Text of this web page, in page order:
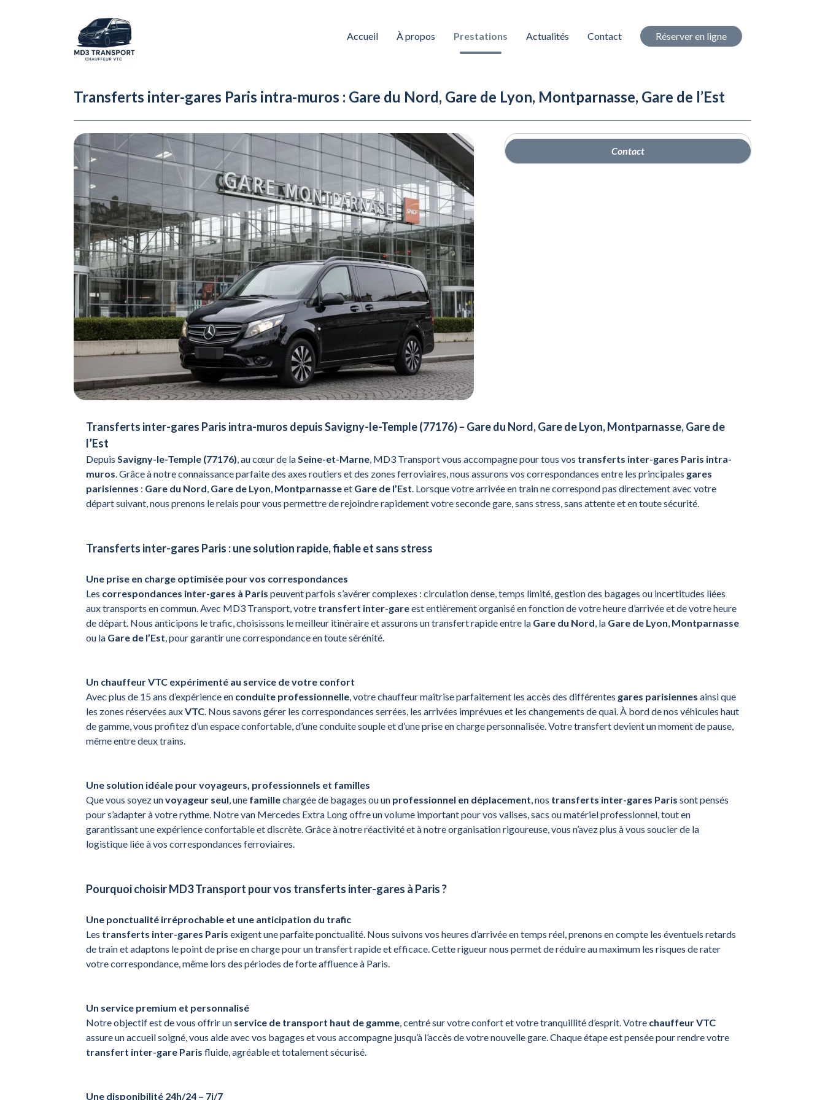
Accueil À propos Prestations Actualités Contact Réserver en ligne
Transferts inter-gares Paris intra-muros : Gare du Nord, Gare de Lyon, Montparnasse, Gare de l’Est
Contact
Transferts inter-gares Paris intra-muros depuis Savigny-le-Temple (77176) – Gare du Nord, Gare de Lyon, Montparnasse, Gare de
l’Est
Depuis Savigny-le-Temple (77176) , au cœur de la Seine-et-Marne , MD3 Transport vous accompagne pour tous vos transferts inter-gares Paris intra-
muros . Grâce à notre connaissance parfaite des axes routiers et des zones ferroviaires, nous assurons vos correspondances entre les principales gares
parisiennes : Gare du Nord Gare de Lyon Montparnasseet Gare de l’Est . Lorsque votre arrivée en train ne correspond pas directement avec votre
départ suivant, nous prenons le relais pour vous permettre de rejoindre rapidement votre seconde gare, sans stress, sans attente et en toute sécurité.
Transferts inter-gares Paris : une solution rapide, fiable et sans stress
Une prise en charge optimisée pour vos correspondances
Les correspondances inter-gares à Paris peuvent parfois s’avérer complexes : circulation dense, temps limité, gestion des bagages ou incertitudes liées
aux transports en commun. Avec MD3 Transport, votre transfert inter-gareest entièrement organisé en fonction de votre heure d’arrivée et de votre heure
de départ. Nous anticipons le trafic, choisissons le meilleur itinéraire et assurons un transfert rapide entre la Gare du Nord , la Gare de Lyon Montparnasse
ou la Gare de l’Est , pour garantir une correspondance en toute sérénité.
Un chauffeur VTC expérimenté au service de votre confort
Avec plus de 15 ans d’expérience en conduite professionnelle , votre chauffeur maîtrise parfaitement les accès des différentes gares parisiennes ainsi que
les zones réservées auxVTC . Nous savons gérer les correspondances serrées, les arrivées imprévues et les changements de quai. À bord de nos véhicules haut
de gamme, vous profitez d’un espace confortable, d’une conduite souple et d’une prise en charge personnalisée. Votre transfert devient un moment de pause,
même entre deux trains.
Une solution idéale pour voyageurs, professionnels et familles
Que vous soyez unvoyageur seul , une famillechargée de bagages ou un professionnel en déplacement , nos transferts inter-gares Paris sont pensés
pour s’adapter à votre rythme. Notre van Mercedes Extra Long offre un volume important pour vos valises, sacs ou matériel professionnel, tout en
garantissant une expérience confortable et discrète. Grâce à notre réactivité et à notre organisation rigoureuse, vous n’avez plus à vous soucier de la
logistique liée à vos correspondances ferroviaires.
Pourquoi choisir MD3 Transport pour vos transferts inter-gares à Paris ?
Une ponctualité irréprochable et une anticipation du trafic
Les transferts inter-gares Paris exigent une parfaite ponctualité. Nous suivons vos heures d’arrivée en temps réel, prenons en compte les éventuels retards
de train et adaptons le point de prise en charge pour un transfert rapide et efficace. Cette rigueur nous permet de réduire au maximum les risques de rater
votre correspondance, même lors des périodes de forte affluence à Paris.
Un service premium et personnalisé
Notre objectif est de vous offrir un service de transport haut de gamme , centré sur votre confort et votre tranquillité d’esprit. Votre chauffeur VTC
assure un accueil soigné, vous aide avec vos bagages et vous accompagne jusqu’à l’accès de votre nouvelle gare. Chaque étape est pensée pour rendre votre
transfert inter-gare Paris fluide, agréable et totalement sécurisé.
Une disponibilité 24h/24 – 7j/7